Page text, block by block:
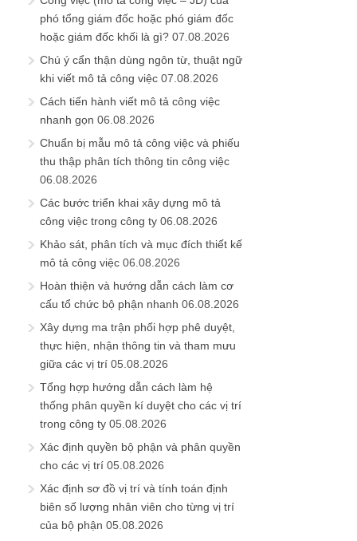
phó tổng giám đốc hoặc phó giám đốc
hoặc giám đốc khối là gì? 07.08.2026
Chú ý cẩn thận dùng ngôn từ, thuật ngữ
khi viết mô tả công việc 07.08.2026
Cách tiến hành viết mô tả công việc
nhanh gọn 06.08.2026
Chuẩn bị mẫu mô tả công việc và phiếu
thu thập phân tích thông tin công việc
06.08.2026
Các bước triển khai xây dựng mô tả
công việc trong công ty 06.08.2026
Khảo sát, phân tích và mục đích thiết kế
mô tả công việc 06.08.2026
Hoàn thiện và hướng dẫn cách làm cơ
cấu tổ chức bộ phận nhanh 06.08.2026
Xây dựng ma trận phối hợp phê duyệt,
thực hiện, nhận thông tin và tham mưu
giữa các vị trí 05.08.2026
Tổng hợp hướng dẫn cách làm hệ
thống phân quyền kí duyệt cho các vị trí
trong công ty 05.08.2026
Xác định quyền bộ phận và phân quyền
cho các vị trí 05.08.2026
Xác định sơ đồ vị trí và tính toán định
biên số lượng nhân viên cho từng vị trí
của bộ phận 05.08.2026